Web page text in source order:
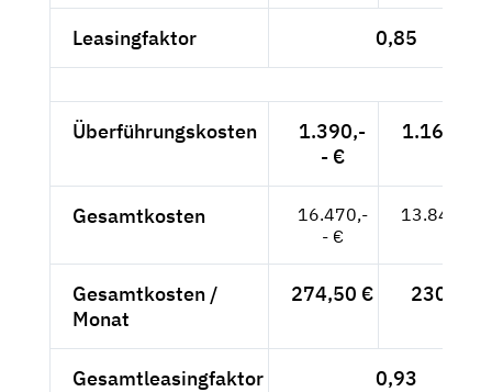
Leasingfaktor 0,85
Überführungskosten
1.390,-
- €
1.168,07
Gesamtkosten
16.470,-
- €
13.840,34
Gesamtkosten /
Monat
274,50 € 230,67 €
Gesamtleasingfaktor 0,93